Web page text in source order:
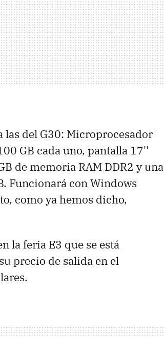
del G30: Microprocesador
GB cada uno, pantalla 17''
de memoria RAM DDR2 y una
Funcionará con Windows
como ya hemos dicho,
la feria E3 que se está
precio de salida en el